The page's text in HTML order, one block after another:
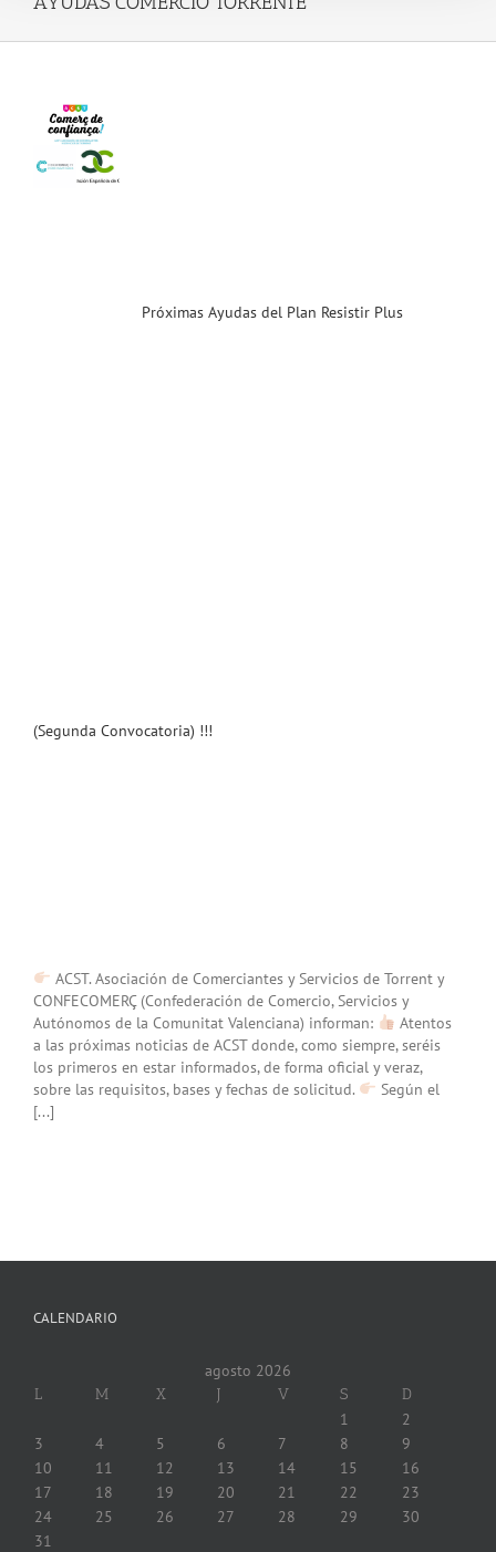
Próximas Ayudas del Plan Resistir Plus
(Segunda Convocatoria) !!!
ACST. Asociación de Comerciantes y Servicios de Torrent y
CONFECOMERÇ (Confederación de Comercio, Servicios y
Autónomos de la Comunitat Valenciana) informan:
Atentos
a las próximas noticias de ACST donde, como siempre, seréis
los primeros en estar informados, de forma oficial y veraz,
sobre las requisitos, bases y fechas de solicitud.
Según el
[...]
CALENDARIO
agosto 2026
L M X J V S D
1
2
3
4 5 6 7 8
9
10
11 12 13 14 15
16
17
18 19 20 21 22
23
24
25 26 27 28 29
30
31